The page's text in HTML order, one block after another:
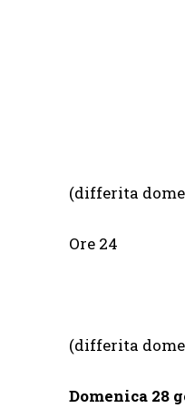
(differita
Ore 24
(differita
Domenica 28